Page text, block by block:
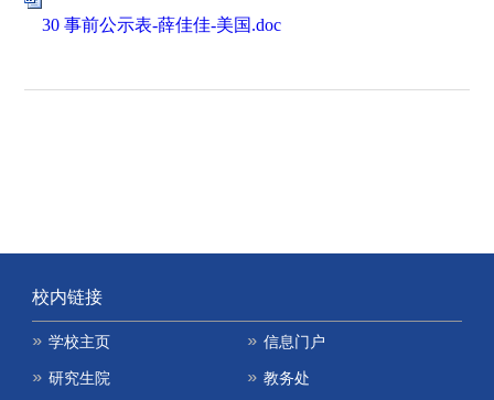
30 事前公示表-薛佳佳-美国.doc
校内链接
学校主页 信息门户
研究生院 教务处